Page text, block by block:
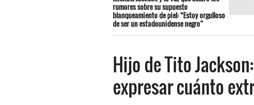
rumores sobre su supuesto
blanqueamiento de piel: “Estoy orgulloso
de ser un estadounidense negro”
Hijo de Tito
expresar cuánto